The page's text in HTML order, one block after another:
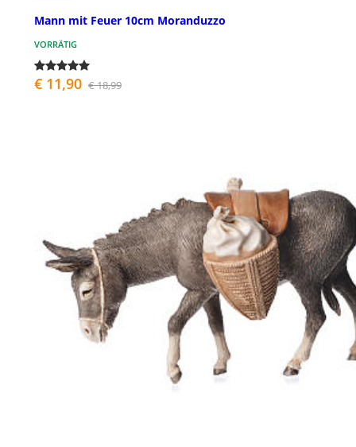
Mann mit Feuer 10cm Moranduzzo
VORRÄTIG
€ 11,90 € 18,99